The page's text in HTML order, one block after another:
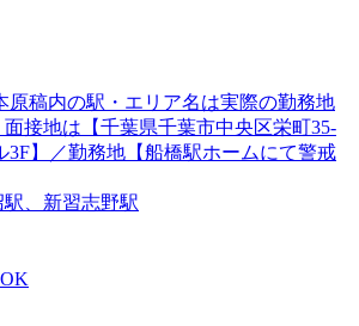
稿内の駅・エリア名は実際の勤務地
接地は【千葉県千葉市中央区栄町35-
3F】／勤務地【船橋駅ホームにて警戒
、新習志野駅